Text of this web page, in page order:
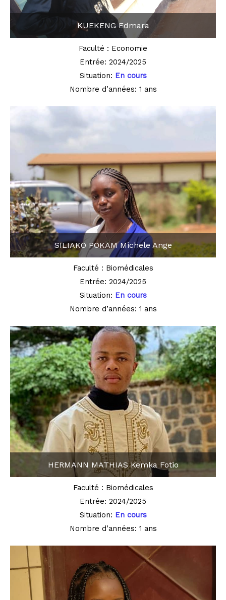
KUEKENG Edmara
Faculté : Economie
Entrée: 2024/2025
Situation: En cours
Nombre d’années: 1 ans
SILIAKO POKAM Michele Ange
Faculté : Biomédicales
Entrée: 2024/2025
Situation: En cours
Nombre d’années: 1 ans
HERMANN MATHIAS Kemka Fotio
Faculté : Biomédicales
Entrée: 2024/2025
Situation: En cours
Nombre d’années: 1 ans